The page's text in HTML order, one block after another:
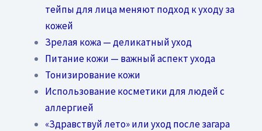
тейпы для лица меняют подход к уходу за
кожей
Зрелая кожа — деликатный уход
Питание кожи — важный аспект ухода
Тонизирование кожи
Использование косметики для людей с
аллергией
«Здравствуй лето» или уход после загара